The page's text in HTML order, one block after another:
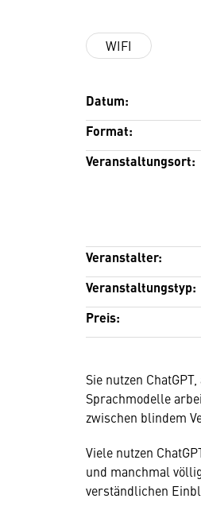
WIFI
Datum:
Format:
Veranstaltungsort:
Veranstalter:
Veranstaltungstyp:
Preis:
Sie nutzen
Sprachmodelle
zwischen blindem
Viele nutzen
und manchmal
verständlichen